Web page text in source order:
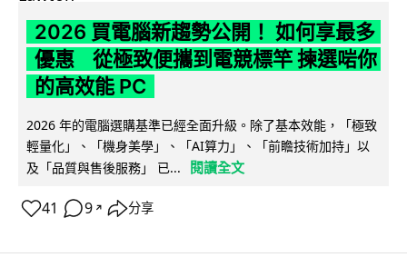
2026 買電腦新趨勢公開！ 如何享最多
優惠 從極致便攜到電競標竿 揀選啱你
的高效能 PC
2026 年的電腦選購基準已經全面升級。除了基本效能，「極致
輕量化」、「機身美學」、「AI算力」、「前瞻技術加持」以
及「品質與售後服務」 已...
閱讀全文
41 9 ↗ 分享